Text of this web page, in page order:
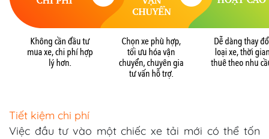
Tiết kiệm chi phí
Việc đầu tư vào một chiếc xe tải mới có thể tốn